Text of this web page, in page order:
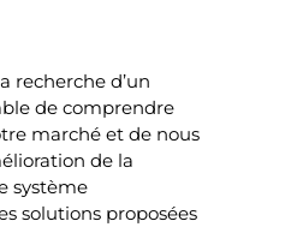
recherche d’un
de comprendre
marché et de nous
de la
système
solutions proposées